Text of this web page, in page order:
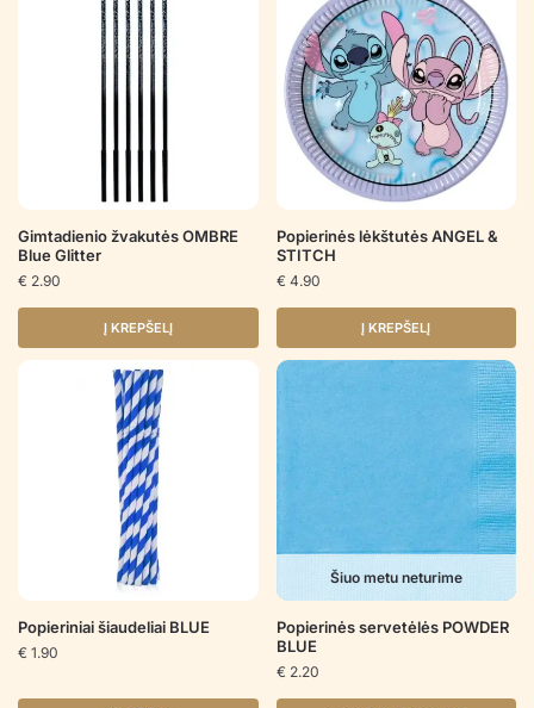
Gimtadienio žvakutės OMBRE
Blue Glitter
€ 2.90
Į KREPŠELĮ
Popierinės lėkštutės ANGEL &
STITCH
€ 4.90
Į KREPŠELĮ
Popieriniai šiaudeliai BLUE
€ 1.90
Šiuo metu neturime
Popierinės servetėlės POWDER
BLUE
€ 2.20